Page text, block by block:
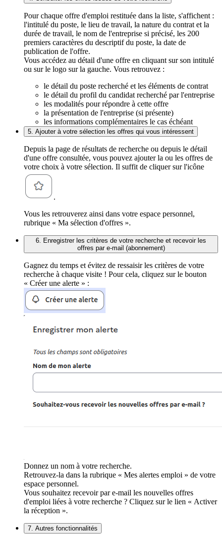
Pour chaque offre d'emploi restituée dans la liste, s'affichent :
l'intitulé du poste, le lieu de travail, la nature du contrat et la
durée de travail, le nom de l'entreprise si précisé, les 200
premiers caractères du descriptif du poste, la date de
publication de l'offre.
Vous accédez au détail d'une offre en cliquant sur son intitulé
ou sur le logo sur la gauche. Vous retrouvez :
le détail du poste recherché et les éléments de contrat
le détail du profil du candidat recherché par l'entreprise
les modalités pour répondre à cette offre
la présentation de l'entreprise (si présente)
les informations complémentaires le cas échéant
5. Ajouter à votre sélection les offres qui vous intéressent
Depuis la page de résultats de recherche ou depuis le détail
d'une offre consultée, vous pouvez ajouter la ou les offres de
votre choix à votre sélection. Il suffit de cliquer sur l'icône
.
Vous les retrouverez ainsi dans votre espace personnel,
rubrique « Ma sélection d'offres ».
6. Enregistrer les critères de votre recherche et recevoir les
offres par e-mail (abonnement)
Gagnez du temps et évitez de ressaisir les critères de votre
recherche à chaque visite ! Pour cela, cliquez sur le bouton
« Créer une alerte » :
Donnez un nom à votre recherche.
Retrouvez-la dans la rubrique « Mes alertes emploi » de votre
espace personnel.
Vous souhaitez recevoir par e-mail les nouvelles offres
d'emploi liées à votre recherche ? Cliquez sur le lien « Activer
la réception ».
7. Autres fonctionnalités